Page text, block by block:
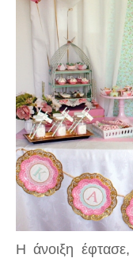
Η άνοιξη